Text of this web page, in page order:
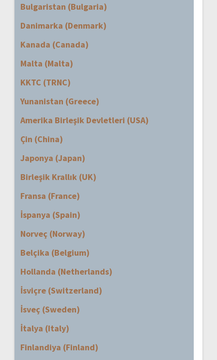
Bulgaristan (Bulgaria)
Danimarka (Denmark)
Kanada (Canada)
Malta (Malta)
KKTC (TRNC)
Yunanistan (Greece)
Amerika Birleşik Devletleri (USA)
Çin (China)
Japonya (Japan)
Birleşik Krallık (UK)
Fransa (France)
İspanya (Spain)
Norveç (Norway)
Belçika (Belgium)
Hollanda (Netherlands)
İsviçre (Switzerland)
İsveç (Sweden)
İtalya (Italy)
Finlandiya (Finland)